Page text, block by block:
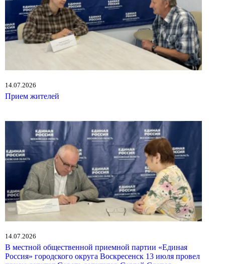
14.07.2026
Прием жителей
14.07.2026
В местной общественной приемной партии «Единая
Россия» городского округа Воскресенск 13 июля провел